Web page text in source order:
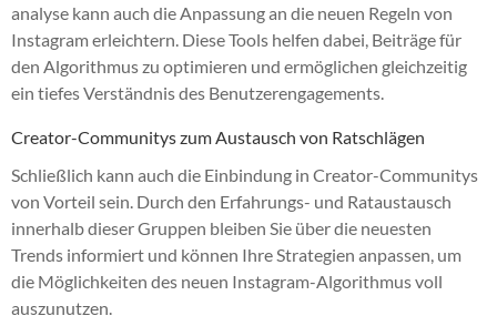
analyse kann auch die Anpassung an die neuen Regeln von
Instagram erleichtern. Diese Tools helfen dabei, Beiträge für
den Algorithmus zu optimieren und ermöglichen gleichzeitig
ein tiefes Verständnis des Benutzerengagements.
Creator-Communitys zum Austausch von Ratschlägen
Schließlich kann auch die Einbindung in Creator-Communitys
von Vorteil sein. Durch den Erfahrungs- und Rataustausch
innerhalb dieser Gruppen bleiben Sie über die neuesten
Trends informiert und können Ihre Strategien anpassen, um
die Möglichkeiten des neuen Instagram-Algorithmus voll
auszunutzen.